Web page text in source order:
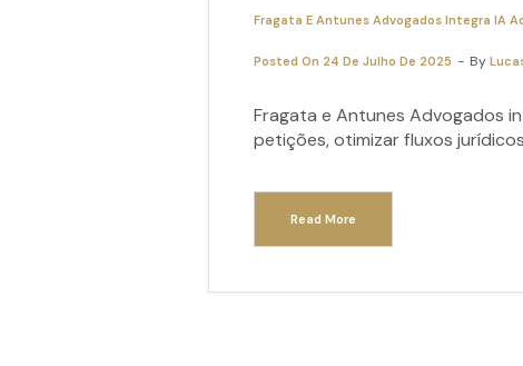
Fragata E Antunes Advogados Integra IA
Posted On 24 De Julho De 2025 By
Fragata e Antunes Advogados
petições, otimizar fluxos
Read More